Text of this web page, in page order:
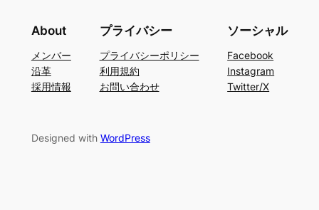
About
メンバー
沿革
採用情報
プライバシー
プライバシーポリシー
利用規約
お問い合わせ
ソーシャル
Facebook
Instagram
Twitter/X
Designed with WordPress